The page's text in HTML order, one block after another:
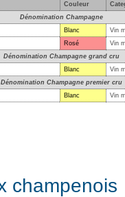
Couleur
Dénomination Champagne
Blanc
Vin
Rosé
Vin
Dénomination Champagne grand cru
Blanc
Vin
Dénomination Champagne premier cru
Blanc Vin
champenois